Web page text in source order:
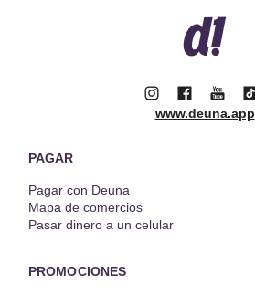
www.deuna.app
PAGAR
Pagar con Deuna
Mapa de comercios
Pasar dinero a un celular
PROMOCIONES